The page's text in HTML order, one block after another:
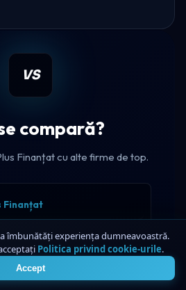
VS
compară?
Finanțat cu alte firme de top.
Finanțat
îmbunătăți experiența dumneavoastră.
Politica privind cookie-urile.
Accept